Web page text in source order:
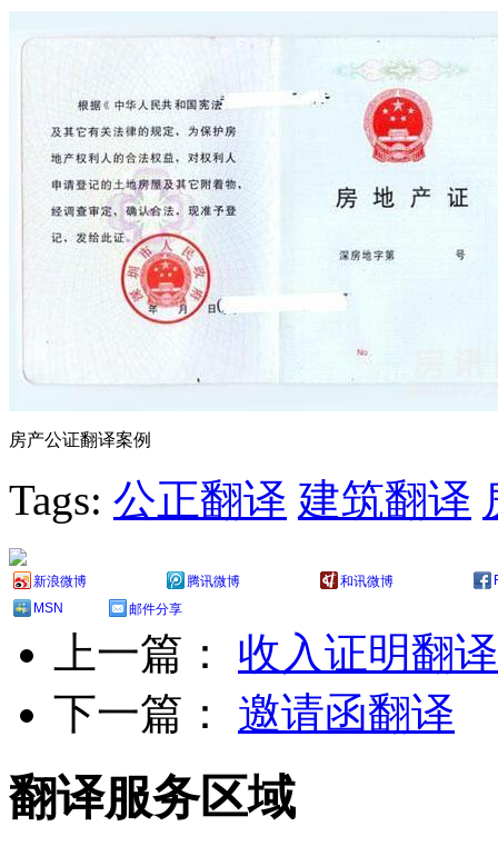
房产公证翻译案例
Tags: 公正翻译 建筑翻译
新浪微博 腾讯微博 和讯微博
MSN
邮件分享
上一篇： 收入证明翻译
下一篇： 邀请函翻译
翻译服务区域